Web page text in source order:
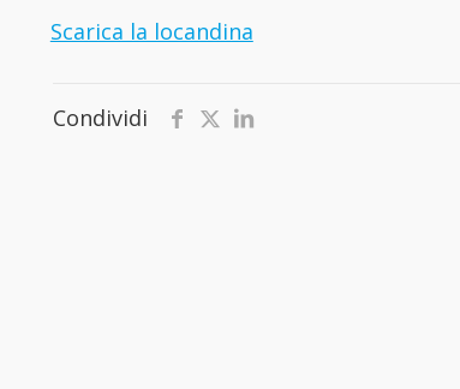
Scarica la locandina
Condividi